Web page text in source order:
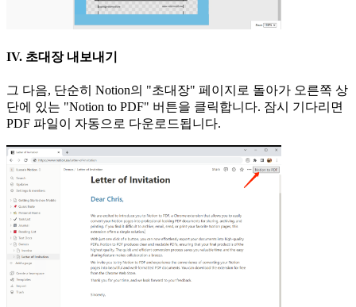
IV. 초대장 내보내기
그 다음, 단순히 Notion의 "초대장" 페이지로 돌아가 오른쪽 상
단에 있는 "Notion to PDF" 버튼을 클릭합니다. 잠시 기다리면
PDF 파일이 자동으로 다운로드됩니다.